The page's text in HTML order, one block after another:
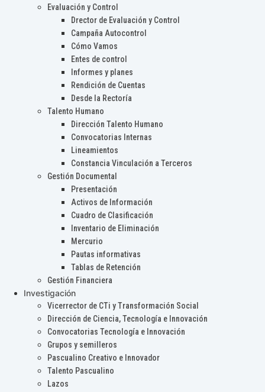
Evaluación y Control
Drector de Evaluación y Control
Campaña Autocontrol
Cómo Vamos
Entes de control
Informes y planes
Rendición de Cuentas
Desde la Rectoría
Talento Humano
Dirección Talento Humano
Convocatorias Internas
Lineamientos
Constancia Vinculación a Terceros
Gestión Documental
Presentación
Activos de Información
Cuadro de Clasificación
Inventario de Eliminación
Mercurio
Pautas informativas
Tablas de Retención
Gestión Financiera
Investigación
Vicerrector de CTi y Transformación Social
Dirección de Ciencia, Tecnología e Innovación
Convocatorias Tecnología e Innovación
Grupos y semilleros
Pascualino Creativo e Innovador
Talento Pascualino
Lazos